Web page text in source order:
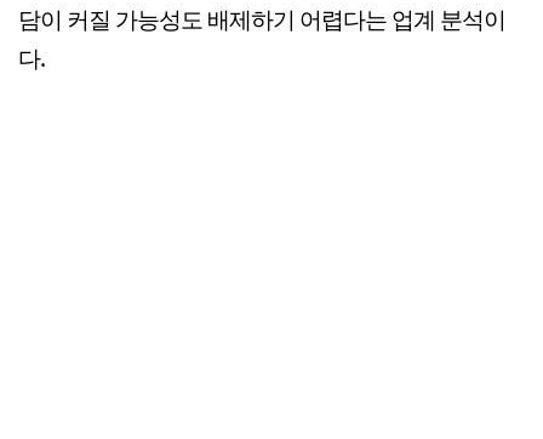
담이 커질 가능성도 배제하기 어렵다는 업계 분석이
다.